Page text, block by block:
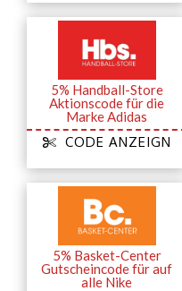
5% Handball-Store
Aktionscode für die
Marke Adidas
CODE ANZEIGN
5% Basket-Center
Gutscheincode für auf
alle Nike